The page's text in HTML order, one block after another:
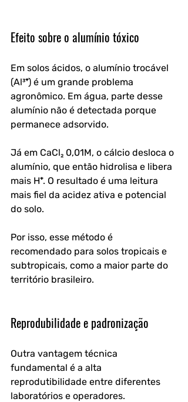
Efeito sobre o alumínio tóxico
Em solos ácidos, o alumínio trocável
(Al³⁺) é um grande problema
agronômico. Em água, parte desse
alumínio não é detectada porque
permanece adsorvido.
Já em CaCl₂ 0,01M, o cálcio desloca o
alumínio, que então hidrolisa e libera
mais H⁺. O resultado é uma leitura
mais fiel da acidez ativa e potencial
do solo.
Por isso, esse método é
recomendado para solos tropicais e
subtropicais, como a maior parte do
território brasileiro.
Reprodubilidade e padronização
Outra vantagem técnica
fundamental é a alta
reprodutibilidade entre diferentes
laboratórios e operadores.